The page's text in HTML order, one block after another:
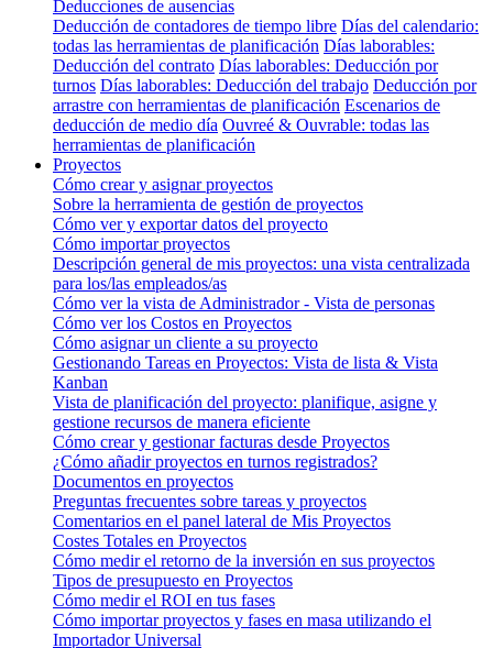
Deducciones de ausencias
Deducción de contadores de tiempo libre Días del calendario:
todas las herramientas de planificación Días laborables:
Deducción del contrato Días laborables: Deducción por
turnos Días laborables: Deducción del trabajo Deducción por
arrastre con herramientas de planificación Escenarios de
deducción de medio día Ouvreé & Ouvrable: todas las
herramientas de planificación
Proyectos
Cómo crear y asignar proyectos
Sobre la herramienta de gestión de proyectos
Cómo ver y exportar datos del proyecto
Cómo importar proyectos
Descripción general de mis proyectos: una vista centralizada
para los/las empleados/as
Cómo ver la vista de Administrador - Vista de personas
Cómo ver los Costos en Proyectos
Cómo asignar un cliente a su proyecto
Gestionando Tareas en Proyectos: Vista de lista & Vista
Kanban
Vista de planificación del proyecto: planifique, asigne y
gestione recursos de manera eficiente
Cómo crear y gestionar facturas desde Proyectos
¿Cómo añadir proyectos en turnos registrados?
Documentos en proyectos
Preguntas frecuentes sobre tareas y proyectos
Comentarios en el panel lateral de Mis Proyectos
Costes Totales en Proyectos
Cómo medir el retorno de la inversión en sus proyectos
Tipos de presupuesto en Proyectos
Cómo medir el ROI en tus fases
Cómo importar proyectos y fases en masa utilizando el
Importador Universal